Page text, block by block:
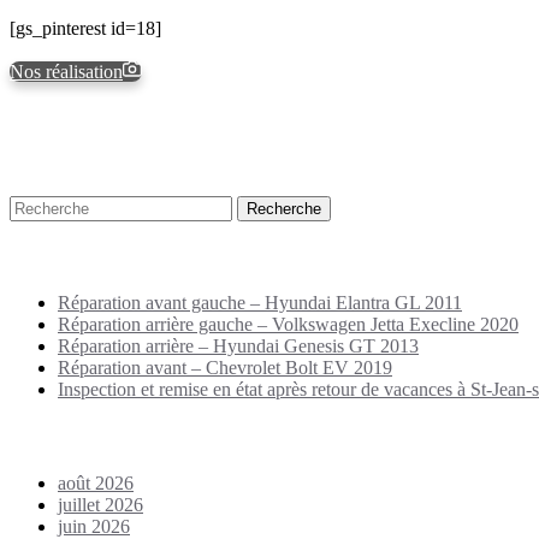
[gs_pinterest id=18]
Nos réalisation
Réparation avant gauche – Hyundai Elantra GL 2011
Réparation arrière gauche – Volkswagen Jetta Execline 2020
Réparation arrière – Hyundai Genesis GT 2013
Réparation avant – Chevrolet Bolt EV 2019
Inspection et remise en état après retour de vacances à St-
août 2026
juillet 2026
juin 2026